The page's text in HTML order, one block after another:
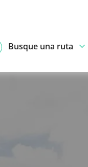
Busque una ruta